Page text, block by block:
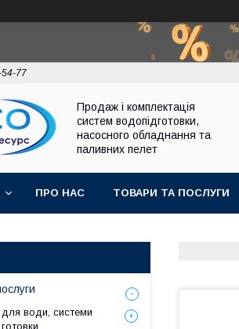
77
Продаж і комплектація
систем водопідготовки,
насосного обладнання та
паливних пелет
ПРО НАС ТОВАРИ ТА ПОСЛУГИ
для води, системи